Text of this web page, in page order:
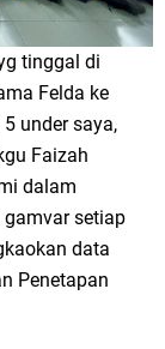
tinggal di
Felda ke
under saya,
Faizah
dalam
setiap
data
Penetapan